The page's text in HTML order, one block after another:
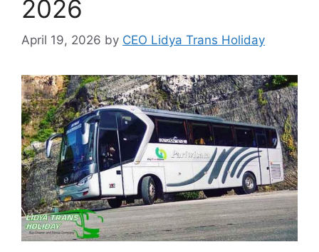
2026
April 19, 2026 by CEO Lidya Trans Holiday